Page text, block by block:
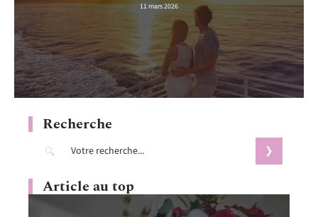
11 mars 2026
Recherche
Article au top